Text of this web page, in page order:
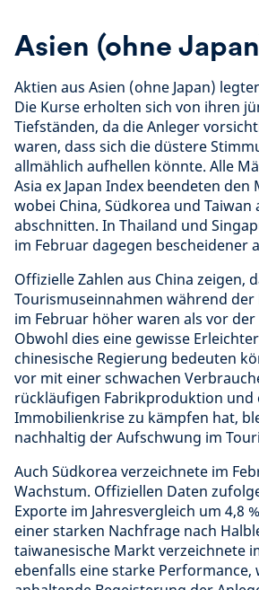
Asien (ohne
Aktien aus Asien (ohne Japan)
Die Kurse erholten sich von ihren
Tiefständen, da die Anleger
waren, dass sich die düstere
allmählich aufhellen könnte. Alle
Asia ex Japan Index beendeten den
wobei China, Südkorea und Taiwan
abschnitten. In Thailand und
im Februar dagegen bescheidener
Offizielle Zahlen aus China zeigen,
Tourismuseinnahmen während
im Februar höher waren als vor der
Obwohl dies eine gewisse
chinesische Regierung bedeuten
vor mit einer schwachen
rückläufigen Fabrikproduktion und
Immobilienkrise zu kämpfen hat,
nachhaltig der Aufschwung im
Auch Südkorea verzeichnete im
Wachstum. Offiziellen Daten
Exporte im Jahresvergleich um 4,8
einer starken Nachfrage nach
taiwanesische Markt verzeichnete
ebenfalls eine starke Performance,